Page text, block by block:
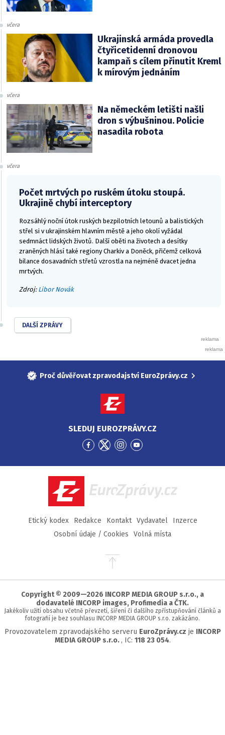
včera
Ukrajinská armáda provedla
čtyřicetidenní dronovou
kampaň s cílem přinutit Kreml
k mírovým jednáním
včera
Na německém letišti našli
dron s výbušninou. Policie
nasadila robota
včera
Počet mrtvých po ruském útoku stoupá.
Ukrajině chybí interceptory
Rozsáhlý noční útok ruských bezpilotních letounů a balistických
střel si v ukrajinském hlavním městě a jeho okolí vyžádal
sedmnáct lidských životů. Další oběti na životech a desítky
zraněných hlásí také regiony Charkiv a Doněck, přičemž celková
bilance dosavadních střetů vzrostla na nejméně dvacet jedna
mrtvých.
Zdroj: Libor Novák
DALŠÍ ZPRÁVY
Proč důvěřovat zpravodajství EuroZprávy.cz
SLEDUJ EUROZPRÁVY.CZ
Přejít
Facebook
Přejít
Twitter
Přejít
Instagram
Přejít
YouTube
EuroZprávy.cz
Etický kodex Redakce Kontakt Vydavatel
Inzerce
Osobní údaje / Cookies
Volná místa
Přejít
stránky
Copyright © 2009—2026 INCORP MEDIA GROUP s.r.o., a
dodavatelé INCORP images, Profimedia a ČTK.
Jakékoliv užití obsahu včetně převzetí, šíření či dalšího zpřístupňování článků a
fotografií je bez souhlasu INCORP MEDIA GROUP s.r.o. zakázáno.
Provozovatelem zpravodajského serveru EuroZprávy.cz je INCORP
MEDIA GROUP s.r.o. , IC: 118 23 054.